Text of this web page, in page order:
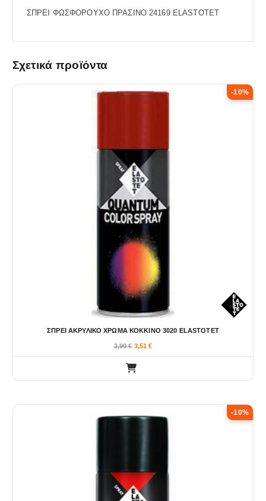
ΣΠΡΕΙ ΦΩΣΦΟΡΟΥΧΟ ΠΡΑΣΙΝΟ 24169 ELASTOTET
Σχετικά προϊόντα
-10%
ΣΠΡΕΙ ΑΚΡΥΛΙΚΟ ΧΡΩΜΑ ΚΟΚΚΙΝΟ 3020 ELASTOTET
3,90€ 3,51€
-10%